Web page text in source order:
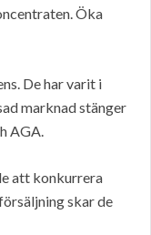
Öka
De har varit i
marknad stänger
AGA.
att konkurrera
skar de